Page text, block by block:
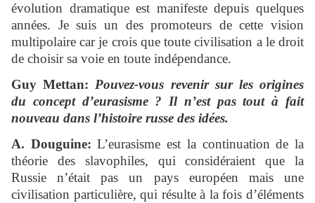
évolution dramatique est manifeste depuis quelques
années. Je suis un des promoteurs de cette vision
multipolaire car je crois que toute civilisation a le droit
de choisir sa voie en toute indépendance.
Guy Mettan: Pouvez-vous revenir sur les origines
du concept d’eurasisme ? Il n’est pas tout à fait
nouveau dans l’histoire russe des idées.
A. Douguine: L’eurasisme est la continuation de la
théorie des slavophiles, qui considéraient que la
Russie n’était pas un pays européen mais une
civilisation particulière, qui résulte à la fois d’éléments